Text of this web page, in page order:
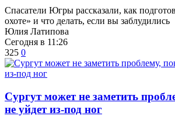
Спасатели Югры рассказали, как
охоте» и что делать, если вы заблудились
Юлия Латипова
Сегодня в 11:26
325 0
Сургут может не заметить
не уйдет из-под ног